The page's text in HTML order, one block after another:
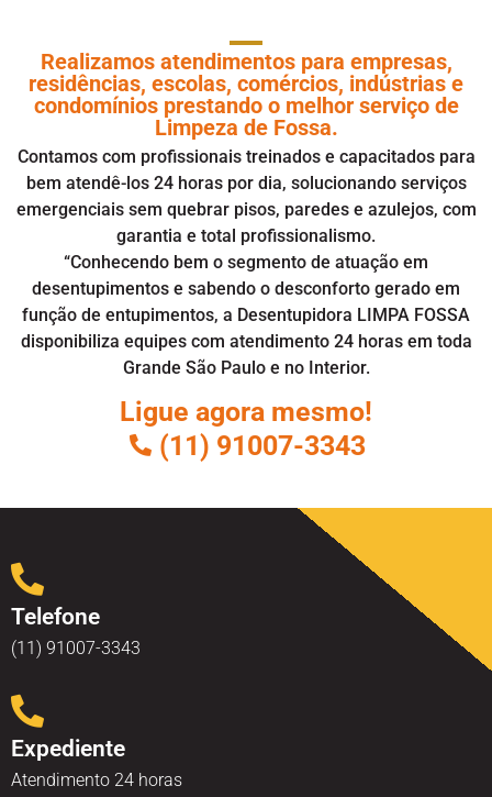
Realizamos atendimentos para empresas,
residências, escolas, comércios, indústrias e
condomínios prestando o melhor serviço de
Limpeza de Fossa.
Contamos com profissionais treinados e capacitados para
bem atendê-los 24 horas por dia, solucionando serviços
emergenciais sem quebrar pisos, paredes e azulejos, com
garantia e total profissionalismo.
“Conhecendo bem o segmento de atuação em
desentupimentos e sabendo o desconforto gerado em
função de entupimentos, a Desentupidora LIMPA FOSSA
disponibiliza equipes com atendimento 24 horas em toda
Grande São Paulo e no Interior.
Ligue agora mesmo!
(11) 91007-3343
Telefone
(11) 91007-3343
Expediente
Atendimento 24 horas